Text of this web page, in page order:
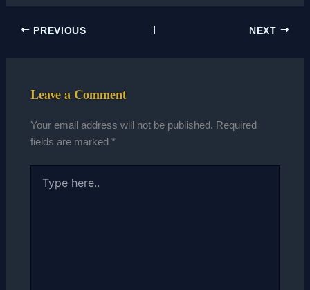
PREVIOUS NEXT
Leave a Comment
Your email address will not be published. Required
fields are marked*
here..